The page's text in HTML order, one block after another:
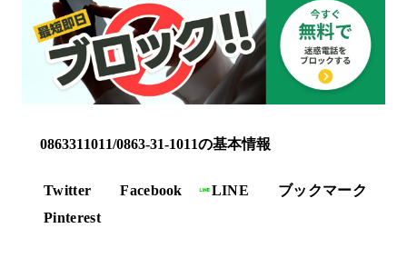
0863311011/0863-31-1011の基本情報
Twitter Facebook LINE
ブックマーク
Pinterest